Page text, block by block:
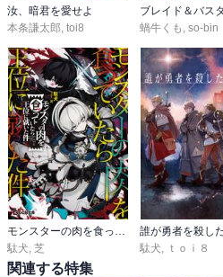
汝、暗君を愛せよ
本条謙太郎, toi8
ブレイド＆バス
蝸牛くも , so-bin
駄犬 芝
誰が勇者を殺し
駄犬
ｔｏｉ８
関連する特集